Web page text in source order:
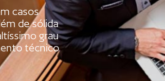
casos
de sólida
grau
técnico